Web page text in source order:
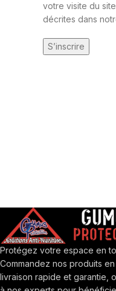
votre visite du
décrites dans
S’inscrire
Protégez votre espace en
Commandez nos produits
livraison rapide et garantie,